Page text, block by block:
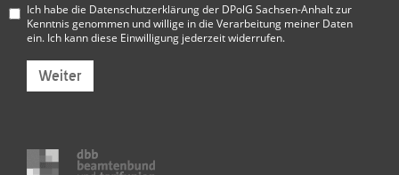
Ich habe die Datenschutzerklärung der DPolG Sachsen-Anhaltzur
Kenntnis genommen und willige in die Verarbeitung meiner Daten
ein. Ich kann diese Einwilligung jederzeit widerrufen.
Weiter